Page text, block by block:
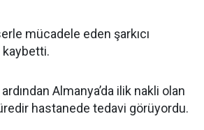
mücadele eden şarkıcı
kaybetti.
Almanya’da ilik nakli olan
hastanede tedavi görüyordu.